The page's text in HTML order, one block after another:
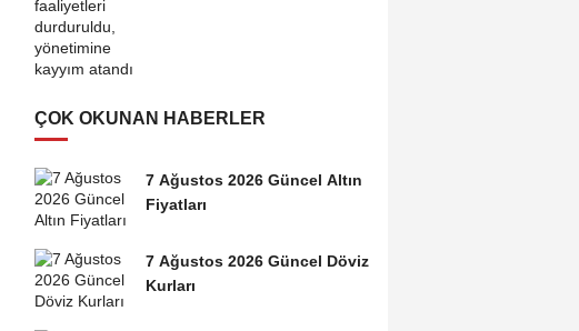
ÇOK OKUNAN HABERLER
7 Ağustos 2026 Güncel Altın
Fiyatları
7 Ağustos 2026 Güncel Döviz
Kurları